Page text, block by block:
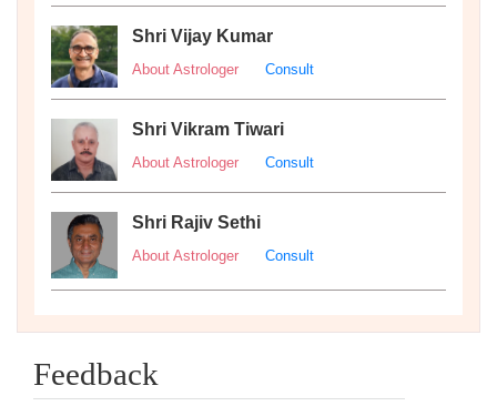
Shri Vijay Kumar
About Astrologer Consult
Shri Vikram Tiwari
About Astrologer Consult
Shri Rajiv Sethi
About Astrologer Consult
Feedback